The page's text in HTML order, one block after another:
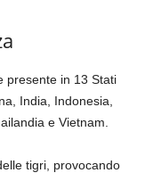
presente in 13 Stati
India, Indonesia,
e Vietnam.
tigri, provocando